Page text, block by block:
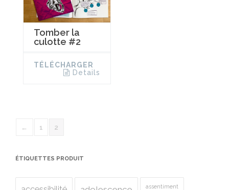
Tomber la
culotte #2
TÉLÉCHARGER
Details
← 1 2
ÉTIQUETTES PRODUIT
assentiment